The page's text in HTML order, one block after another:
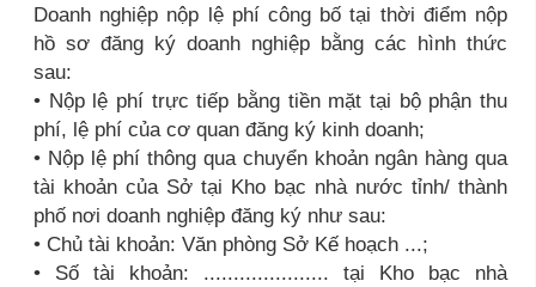
Doanh nghiệp nộp lệ phí công bố tại thời điểm nộp
hồ sơ đăng ký doanh nghiệp bằng các hình thức
sau:
• Nộp lệ phí trực tiếp bằng tiền mặt tại bộ phận thu
phí, lệ phí của cơ quan đăng ký kinh doanh;
• Nộp lệ phí thông qua chuyển khoản ngân hàng qua
tài khoản của Sở tại Kho bạc nhà nước tỉnh/ thành
phố nơi doanh nghiệp đăng ký như sau:
• Chủ tài khoản: Văn phòng Sở Kế hoạch ...;
• Số tài khoản: ..................... tại Kho bạc nhà